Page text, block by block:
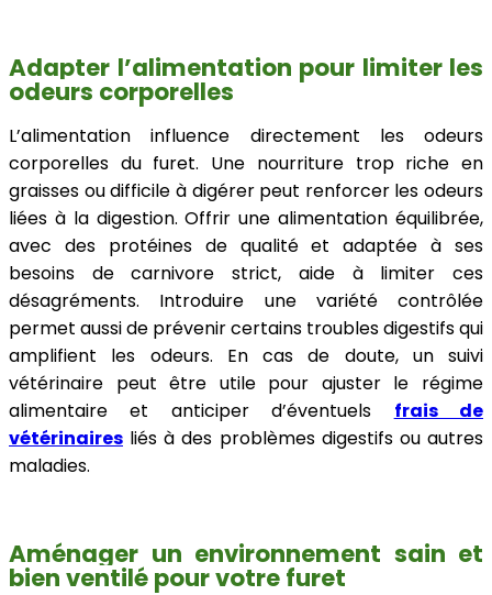
Adapter l’alimentation pour limiter les
odeurs corporelles
L’alimentation influence directement les odeurs
corporelles du furet. Une nourriture trop riche en
graisses ou difficile à digérer peut renforcer les odeurs
liées à la digestion. Offrir une alimentation équilibrée,
avec des protéines de qualité et adaptée à ses
besoins de carnivore strict, aide à limiter ces
désagréments. Introduire une variété contrôlée
permet aussi de prévenir certains troubles digestifs qui
amplifient les odeurs. En cas de doute, un suivi
vétérinaire peut être utile pour ajuster le régime
alimentaire et anticiper d’éventuels frais de
vétérinaires liés à des problèmes digestifs ou autres
maladies.
Aménager un environnement sain et
bien ventilé pour votre furet